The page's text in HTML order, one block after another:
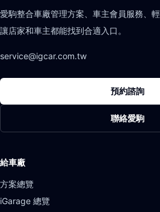
愛駒整合車廠管理方案、車主會員服務、
讓店家和車主都能找到合適入口。
service@igcar.com.tw
預約諮詢
聯絡愛駒
給車廠
方案總覽
iGarage 總覽